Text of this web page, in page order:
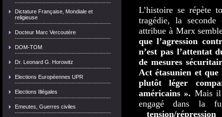
Dictature Française, Mondiale et
religieuse
Docteur Marc Vercoutère
DOM-TOM
Dr. Leonard G. Horowitz
Elections Européennes UPR
Elections Illégales
Emeutes, Guerres civiles
L’histoire se répète
tragédie, la seconde
attribue à Marx
que l’agression
n’est pas l’attentat
de mesures
Act étasunien et que
plutôt léger
américains ». Mais il
engagé dans la
tension/répression